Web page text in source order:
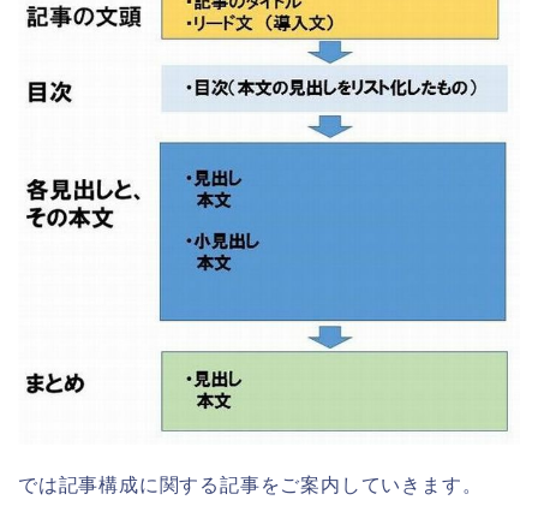
では記事構成に関する記事をご案内していきます。